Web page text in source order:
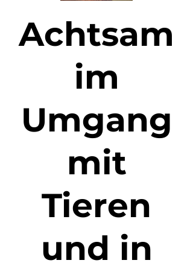
Achtsam
im
Umgang
mit
Tieren
und in